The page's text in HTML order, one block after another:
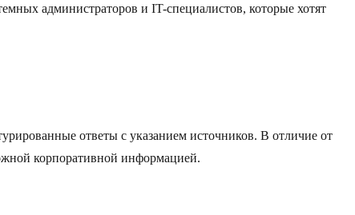
администраторов и IT-специалистов, которые хотят
ответы с указанием источников. В отличие от
корпоративной информацией.